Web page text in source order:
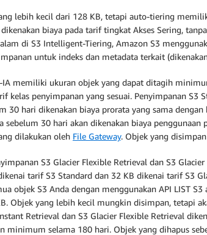
lebih kecil dari 128 KB, tetapi auto-tiering
biaya pada tarif tingkat Akses Sering,
di S3 Intelligent-Tiering, Amazon S3
untuk indeks dan metadata terkait
IA memiliki ukuran objek yang dapat ditagih
kelas penyimpanan yang sesuai. Penyimpanan S3
30 hari dikenakan biaya prorata yang sama
sebelum 30 hari akan dikenakan biaya
dilakukan oleh File Gateway. Objek yang
S3 Glacier Flexible Retrieval dan S3
tarif S3 Standard dan 32 KB dikenai tarif S3
objek S3 Anda dengan menggunakan API LIST
Objek yang lebih kecil mungkin disimpan, tetapi
Retrieval dan S3 Glacier Flexible Retrieval
minimum selama 180 hari. Objek yang dihapus